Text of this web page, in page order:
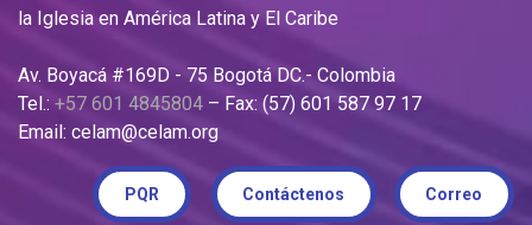
la Iglesia en América Latina y El Caribe
Av. Boyacá #169D - 75 Bogotá DC.- Colombia
Tel.: +57 601 4845804 – Fax: (57) 601 587 97 17
Email: celam@celam.org
PQR Contáctenos Correo